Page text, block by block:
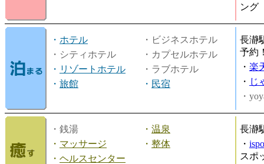
ング
・ ホテル
・ビジネスホテル
・シティホテル
・カプセルホテル
・ リゾートホテル
・ラブホテル
・ 旅館 ・ 民宿
長瀞
予約
・ 楽
・ じ
・
・銭湯 ・ 温泉
・ マッサージ ・ 整体
・ ヘルスセンター
長瀞
・
スポ